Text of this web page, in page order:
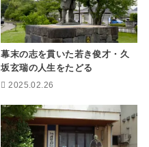
幕末の志を貫いた若き俊才・久
坂玄瑞の人生をたどる
2025.02.26